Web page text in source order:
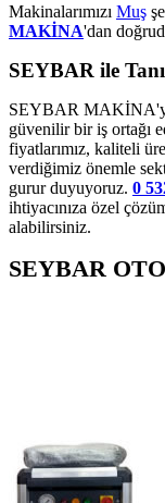
Makinalarımızı Muş
MAKİNA'dan
SEYBAR ile
SEYBAR
güvenilir bir iş ortağı
fiyatlarımız, kaliteli
verdiğimiz önemle
gurur duyuyoruz. 0
ihtiyacınıza özel
alabilirsiniz.
SEYBAR